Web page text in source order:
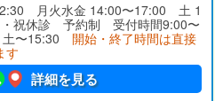
月火水金 14:00〜17:00 土 1
祝休診 予約制 受付時間9:00〜
土〜15:30 開始・終了時間は直接
す
詳細を見る